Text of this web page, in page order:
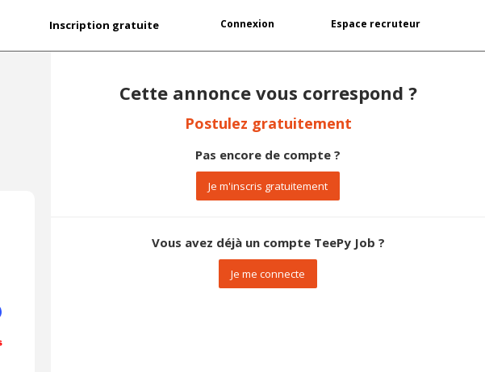
Inscription gratuite Connexion Espace recruteur
Cette annonce vous correspond ?
Postulez gratuitement
Pas encore de compte ?
Je m'inscris gratuitement
Vous avez déjà un compte TeePy Job ?
Je me connecte